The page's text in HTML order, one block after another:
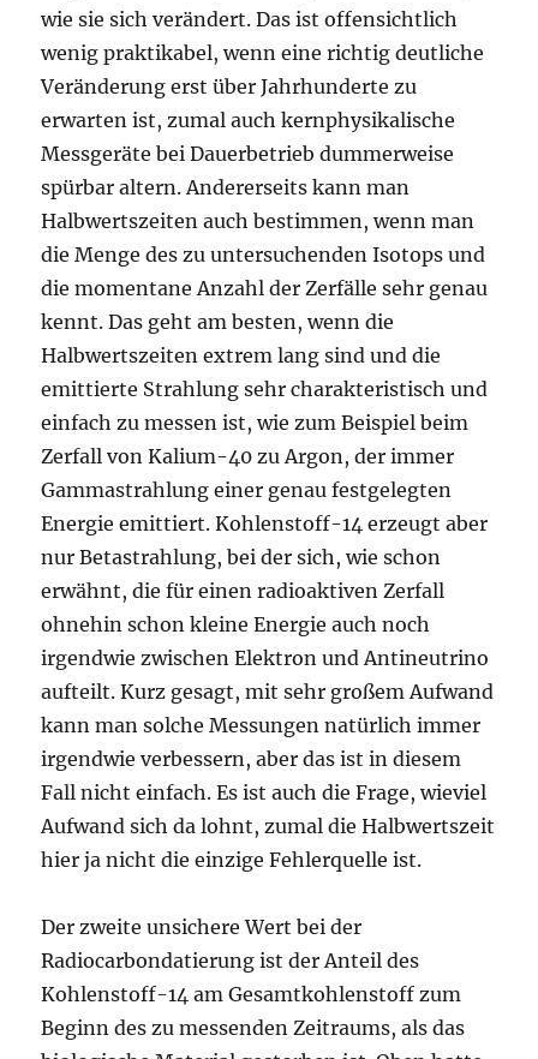
wie sie sich verändert. Das ist offensichtlich
wenig praktikabel, wenn eine richtig deutliche
Veränderung erst über Jahrhunderte zu
erwarten ist, zumal auch kernphysikalische
Messgeräte bei Dauerbetrieb dummerweise
spürbar altern. Andererseits kann man
Halbwertszeiten auch bestimmen, wenn man
die Menge des zu untersuchenden Isotops und
die momentane Anzahl der Zerfälle sehr genau
kennt. Das geht am besten, wenn die
Halbwertszeiten extrem lang sind und die
emittierte Strahlung sehr charakteristisch und
einfach zu messen ist, wie zum Beispiel beim
Zerfall von Kalium-40 zu Argon, der immer
Gammastrahlung einer genau festgelegten
Energie emittiert. Kohlenstoff-14 erzeugt aber
nur Betastrahlung, bei der sich, wie schon
erwähnt, die für einen radioaktiven Zerfall
ohnehin schon kleine Energie auch noch
irgendwie zwischen Elektron und Antineutrino
aufteilt. Kurz gesagt, mit sehr großem Aufwand
kann man solche Messungen natürlich immer
irgendwie verbessern, aber das ist in diesem
Fall nicht einfach. Es ist auch die Frage, wieviel
Aufwand sich da lohnt, zumal die Halbwertszeit
hier ja nicht die einzige Fehlerquelle ist.
Der zweite unsichere Wert bei der
Radiocarbondatierung ist der Anteil des
Kohlenstoff-14 am Gesamtkohlenstoff zum
Beginn des zu messenden Zeitraums, als das